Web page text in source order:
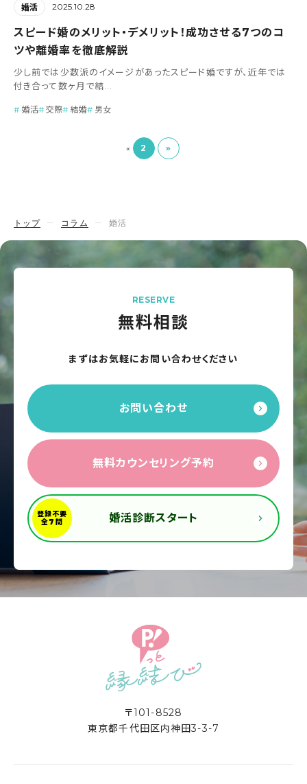
婚活 2025.10.28
スピード婚のメリット・デメリット！成功させる7つのコ
ツや離婚率を徹底解説
少し前では少数派のイメージがあったスピード婚ですが、近年では
付き合って数ヶ月で結...
婚活 交際 結婚 男女
« 2 »
トップ コラム 婚活
RESERVE
無料相談
まずはお気軽にお問い合わせください
お問い合わせ
無料カウンセリング予約
婚活診断スタート
〒101-8528
東京都千代田区内神田3-3-7